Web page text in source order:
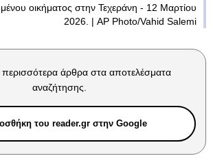
οικήματος στην Τεχεράνη - 12 Μαρτίου
2026. | AP Photo/Vahid Salemi
άρθρα στα αποτελέσματα
αναζήτησης.
του reader.gr στην Google